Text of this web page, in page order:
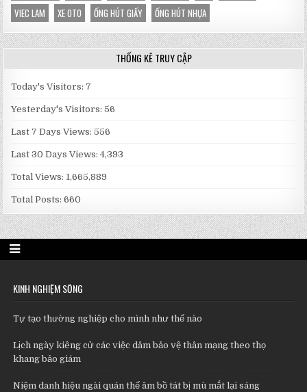
VIEC LAM
XE OTO ỐNG HÚT GIẤY ỐNG HÚT NHỰA
THỐNG KÊ TRUY CẬP
Today's Visitors: 7
Yesterday's Visitors:56
Last 7 Days Views:556
Last 30 Days Views:4,393
Total Views: 1,665,889
Total Posts:660
KINH NGHIỆM SỐNG
Tự tạo thường nghiệp cho mình như thế nào
Lịch ngày kiêng cử các việc dâm bảo vệ thân mạng theo thọ
khang bảo giám
Niệm danh hiệu ngài quán thế âm bồ tát bị mù mắt lại sáng